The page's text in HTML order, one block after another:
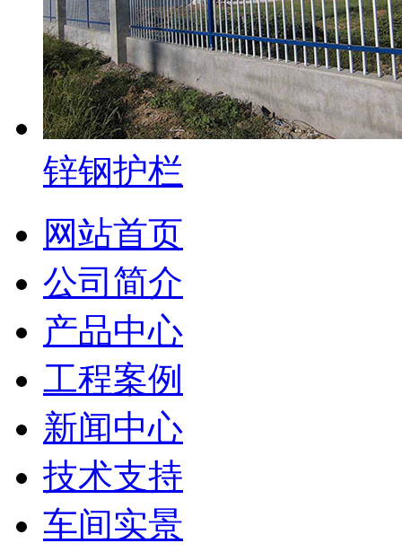
锌钢护栏
网站首页
公司简介
产品中心
工程案例
新闻中心
技术支持
车间实景